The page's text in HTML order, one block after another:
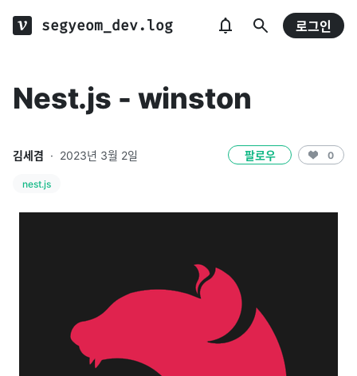
segyeom_dev.log 로그인
Nest.js - winston
김세겸 · 2023년 3월 2일 팔로우 0
nest.js